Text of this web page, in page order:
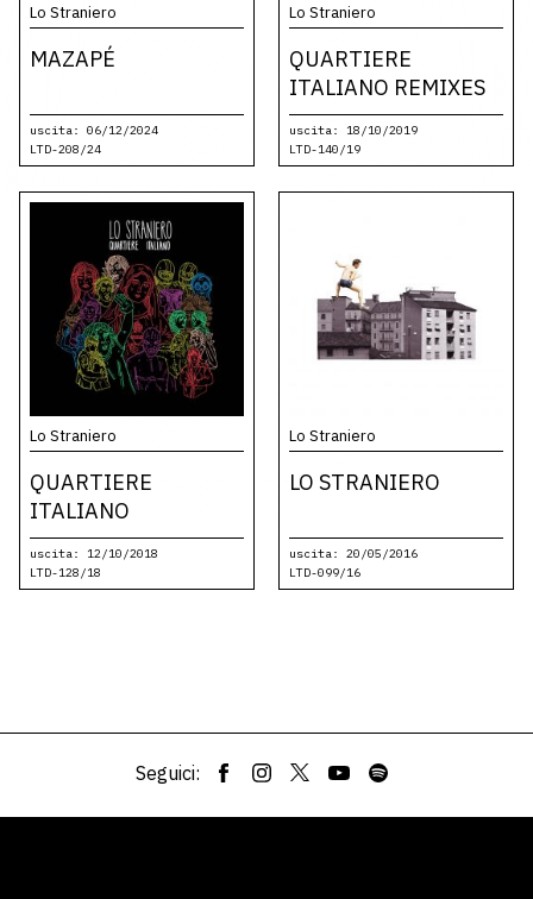
Lo Straniero
MAZAPÉ
uscita: 06/12/2024
LTD-208/24
Lo Straniero
QUARTIERE
ITALIANO REMIXES
uscita: 18/10/2019
LTD-140/19
Lo Straniero
QUARTIERE
ITALIANO
uscita: 12/10/2018
LTD-128/18
Lo Straniero
LO STRANIERO
uscita: 20/05/2016
LTD-099/16
Seguici: